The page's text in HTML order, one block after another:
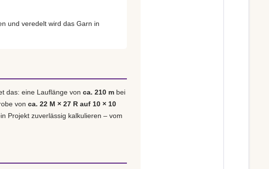
und veredelt wird das Garn in
das: eine Lauflänge von ca. 210 m bei
von ca. 22 M × 27 R auf 10 × 10
Projekt zuverlässig kalkulieren – vom